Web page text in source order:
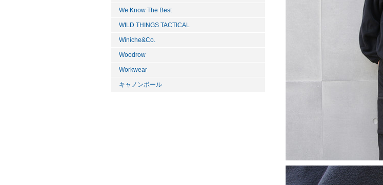
We Know The Best
WILD THINGS TACTICAL
Winiche&Co.
Woodrow
Workwear
キャノンボール